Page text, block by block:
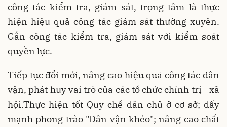
công tác kiểm tra, giám sát, trọng tâm là thực
hiện hiệu quả công tác giám sát thường xuyên.
Gắn công tác kiểm tra, giám sát với kiểm soát
quyền lực.
Tiếp tục đổi mới, nâng cao hiệu quả công tác dân
vận, phát huy vai trò của các tổ chức chính trị - xã
hội.Thực hiện tốt Quy chế dân chủ ở cơ sở; đẩy
mạnh phong trào "Dân vận khéo"; nâng cao chất